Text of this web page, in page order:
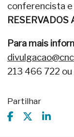
conferencista
RESERVADOS
Para mais
213 466 722
Partilhar